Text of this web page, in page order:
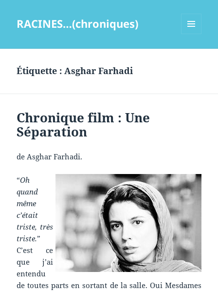
RACINES…(chroniques)
Étiquette :Asghar Farhadi
Chronique film : Une
Séparation
de Asghar Farhadi.
“Oh
quand
même
c’était
triste, très
triste.”
C’est ce
que j’ai
entendu
de toutes parts en sortant de la salle. Oui Mesdames